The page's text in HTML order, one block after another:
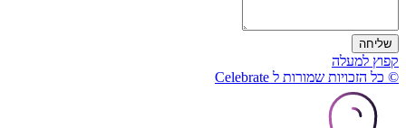
שליחה
קפוץ למעלה
© כל הזכויות שמורות ל Celebrate